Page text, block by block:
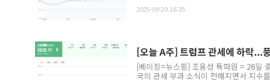
2025-09-29 16:35
[오늘 A주] 트럼프 관세에 하락...
[베이징=뉴스핌] 조용성 특파원 = 26일
국의 관세 부과 소식이 전해지면서 지수